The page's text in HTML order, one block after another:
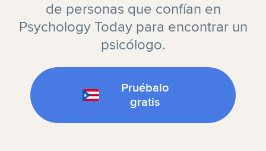
de personas que confían en
Psychology Today para encontrar un
psicólogo.
Pruébalo
gratis